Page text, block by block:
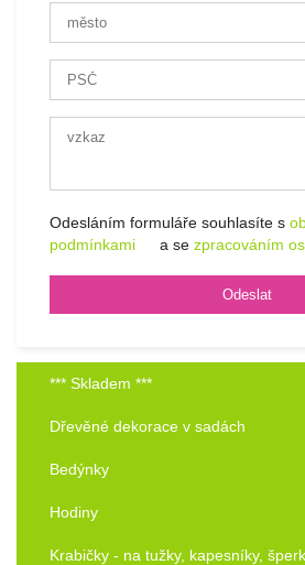
Odesláním formuláře souhlasíte s
podmínkami
a se zpracováním
*** Skladem ***
Dřevěné dekorace v sadách
Bedýnky
Hodiny
Krabičky - na tužky, kapesníky,